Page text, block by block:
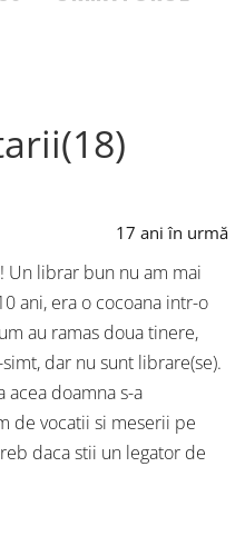
17 ani în urmă
librar bun nu am mai
ani, era o cocoana intr-o
au ramas doua tinere,
dar nu sunt librare(se).
acea doamna s-a
de vocatii si meserii pe
daca stii un legator de